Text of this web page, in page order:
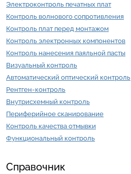
Электроконтроль печатных плат
Контроль волнового сопротивления
Контроль плат перед монтажом
Контроль электронных компонентов
Контроль нанесения паяльной пасты
Визуальный контроль
Автоматический оптический контроль
Рентген-контроль
Внутрисхемный контроль
Периферийное сканирование
Контроль качества отмывки
Функциональный контроль
Справочник